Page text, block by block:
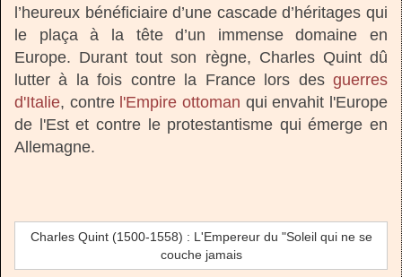
l’heureux bénéficiaire d’une cascade d’héritages qui
le plaça à la tête d’un immense domaine en
Europe. Durant tout son règne, Charles Quint dû
lutter à la fois contre la France lors desguerres
d'Italie, contrel'Empire ottoman qui envahit l'Europe
de l'Est et contre le protestantisme qui émerge en
Allemagne.
Charles Quint (1500-1558) : L'Empereur du "Soleil qui ne se
couche jamais